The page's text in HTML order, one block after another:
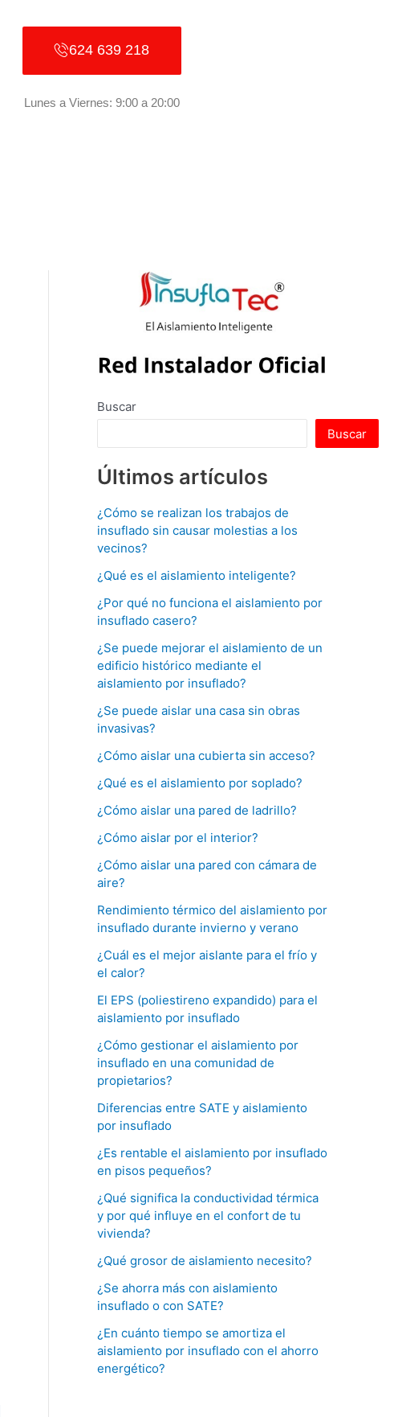
624 639 218
Lunes a Viernes: 9:00 a 20:00
Buscar
Buscar
Últimos artículos
¿Cómo se realizan los trabajos de
insuflado sin causar molestias a los
vecinos?
¿Qué es el aislamiento inteligente?
¿Por qué no funciona el aislamiento por
insuflado casero?
¿Se puede mejorar el aislamiento de un
edificio histórico mediante el
aislamiento por insuflado?
¿Se puede aislar una casa sin obras
invasivas?
¿Cómo aislar una cubierta sin acceso?
¿Qué es el aislamiento por soplado?
¿Cómo aislar una pared de ladrillo?
¿Cómo aislar por el interior?
¿Cómo aislar una pared con cámara de
aire?
Rendimiento térmico del aislamiento por
insuflado durante invierno y verano
¿Cuál es el mejor aislante para el frío y
el calor?
El EPS (poliestireno expandido) para el
aislamiento por insuflado
¿Cómo gestionar el aislamiento por
insuflado en una comunidad de
propietarios?
Diferencias entre SATE y aislamiento
por insuflado
¿Es rentable el aislamiento por insuflado
en pisos pequeños?
¿Qué significa la conductividad térmica
y por qué influye en el confort de tu
vivienda?
¿Qué grosor de aislamiento necesito?
¿Se ahorra más con aislamiento
insuflado o con SATE?
¿En cuánto tiempo se amortiza el
aislamiento por insuflado con el ahorro
energético?